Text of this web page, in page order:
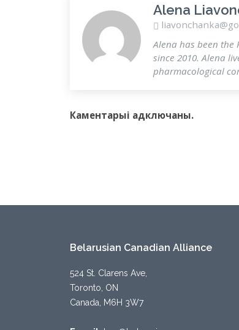
Alena
Alena has been the
since 2010. Alena
pharmacological
Каментарыi адключаны.
Belarusian Canadian Alliance
524 St. Clarens Ave,
Toronto, ON
Canada, M6H 3W7